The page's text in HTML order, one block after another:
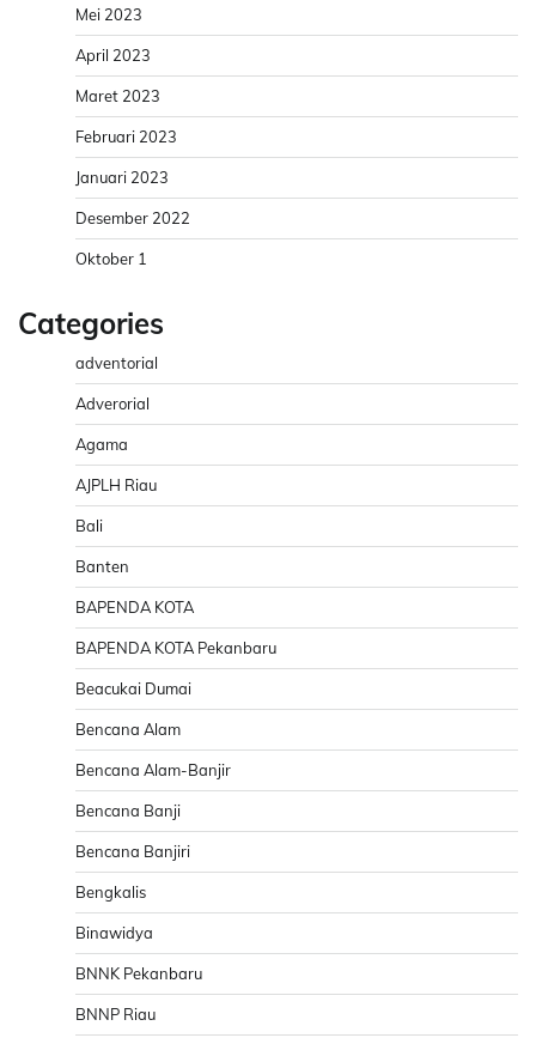
Mei 2023
April 2023
Maret 2023
Februari 2023
Januari 2023
Desember 2022
Oktober 1
Categories
adventorial
Adverorial
Agama
AJPLH Riau
Bali
Banten
BAPENDA KOTA
BAPENDA KOTA Pekanbaru
Beacukai Dumai
Bencana Alam
Bencana Alam-Banjir
Bencana Banji
Bencana Banjiri
Bengkalis
Binawidya
BNNK Pekanbaru
BNNP Riau